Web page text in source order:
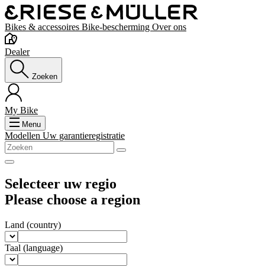
Bikes & accessoires Bike-bescherming Over ons
Dealer
Zoeken
My Bike
Menu
Modellen Uw garantieregistratie
Selecteer uw regio
Please choose a region
Land (country)
Taal (language)